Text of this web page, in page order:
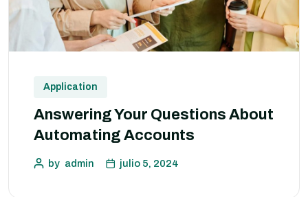
Application
Answering Your Questions About
Automating Accounts
by admin julio 5, 2024